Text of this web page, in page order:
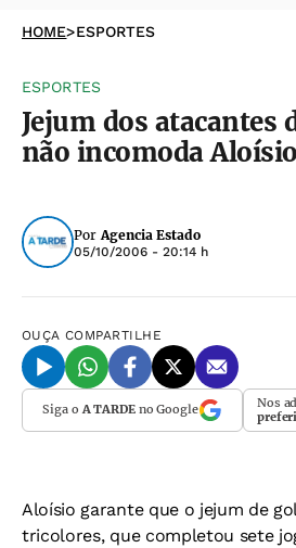
HOME>ESPORTES
ESPORTES
Jejum dos atacantes
não incomoda Aloísio
Por Agencia Estado
05/10/2006 - 20:14 h
OUÇA COMPARTILHE
Siga oA TARDEno Google Nos
Aloísio garante que o jejum de
tricolores, que completou sete